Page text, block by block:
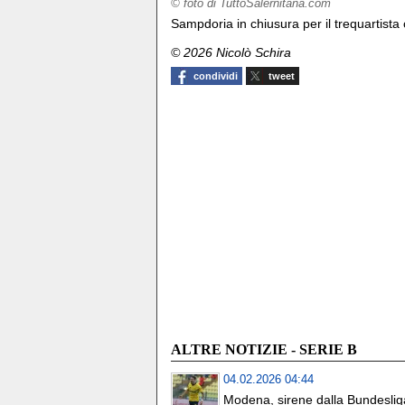
© foto di TuttoSalernitana.com
Sampdoria in chiusura per il
© 2026 Nicolò Schira
condividi tweet
ALTRE NOTIZIE - SERIE B
04.02.2026 04:44
Modena, sirene dalla